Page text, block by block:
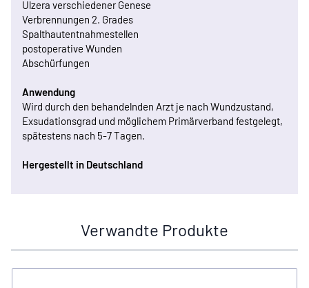
Ulzera verschiedener Genese
Verbrennungen 2. Grades
Spalthautentnahmestellen
postoperative Wunden
Abschürfungen
Anwendung
Wird durch den behandelnden Arzt je nach Wundzustand,
Exsudationsgrad und möglichem Primärverband festgelegt,
spätestens nach 5-7 Tagen.
Hergestellt in Deutschland
Verwandte Produkte